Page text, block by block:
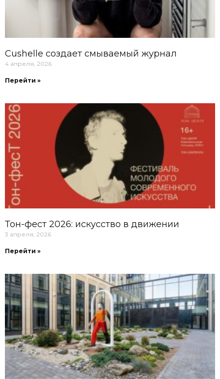
Cushelle создает смываемый журнал
4 апреля, 2026
Перейти »
Тон-фест 2026: искусство в движении
3 апреля, 2026
Перейти »